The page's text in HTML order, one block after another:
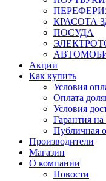
КРАСОТА
ПОСУДА
Акции
Как купить
Условия
Оплата
Условия
Гарантия на
Публичная
Производители
Магазин
О компании
Новости